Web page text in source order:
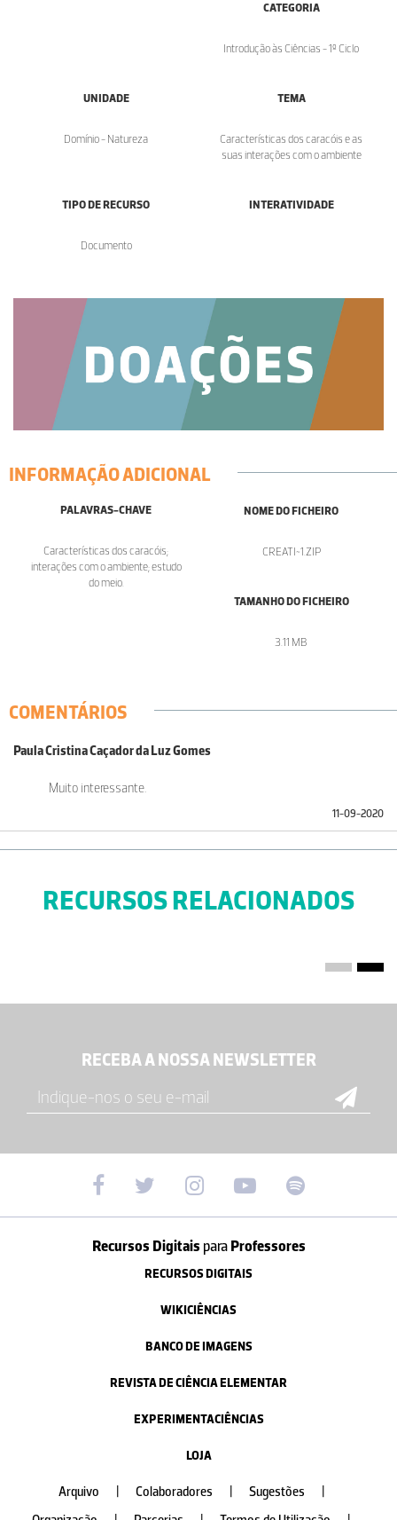
CATEGORIA
Introdução às Ciências - 1º Ciclo
UNIDADE
Domínio - Natureza
TEMA
Características dos caracóis e as
suas interações com o ambiente
TIPO DE RECURSO
Documento
INTERATIVIDADE
INFORMAÇÃO ADICIONAL
PALAVRAS-CHAVE
Características dos caracóis;
interações com o ambiente; estudo
do meio.
NOME DO FICHEIRO
CREATI~1.ZIP
TAMANHO DO FICHEIRO
3.11 MB
COMENTÁRIOS
Paula Cristina Caçador da Luz Gomes
Muito interessante.
11-09-2020
RECURSOS RELACIONADOS
RECEBA A NOSSA NEWSLETTER
Recursos Digitais paraProfessores
RECURSOS DIGITAIS
WIKICIÊNCIAS
BANCO DE IMAGENS
REVISTA DE CIÊNCIA ELEMENTAR
EXPERIMENTACIÊNCIAS
LOJA
Arquivo Colaboradores Sugestões